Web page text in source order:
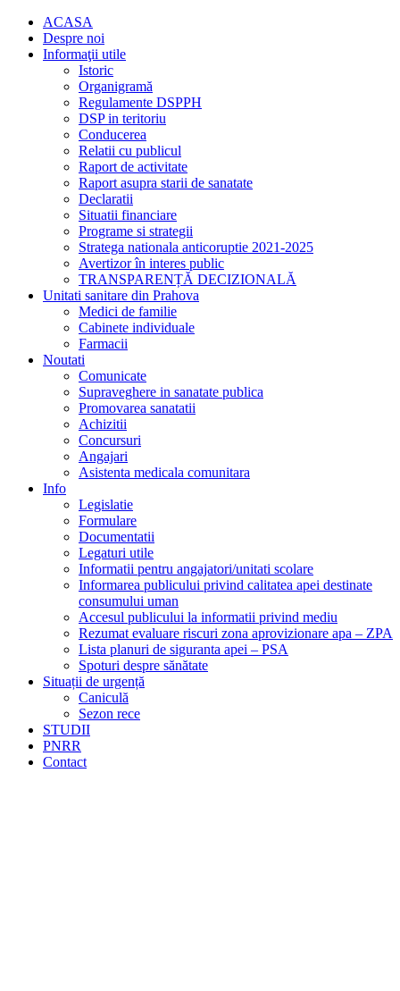
ACASA
Despre noi
Informaţii utile
Istoric
Organigramă
Regulamente DSPPH
DSP in teritoriu
Conducerea
Relatii cu publicul
Raport de activitate
Raport asupra starii de sanatate
Declaratii
Situatii financiare
Programe si strategii
Stratega nationala anticoruptie 2021-2025
Avertizor în interes public
TRANSPARENȚĂ DECIZIONALĂ
Unitati sanitare din Prahova
Medici de familie
Cabinete individuale
Farmacii
Noutati
Comunicate
Supraveghere in sanatate publica
Promovarea sanatatii
Achizitii
Concursuri
Angajari
Asistenta medicala comunitara
Info
Legislatie
Formulare
Documentatii
Legaturi utile
Informatii pentru angajatori/unitati scolare
Informarea publicului privind calitatea apei destinate
consumului uman
Accesul publicului la informatii privind mediu
Rezumat evaluare riscuri zona aprovizionare apa – ZPA
Lista planuri de siguranta apei – PSA
Spoturi despre sănătate
Situații de urgență
Caniculă
Sezon rece
STUDII
PNRR
Contact